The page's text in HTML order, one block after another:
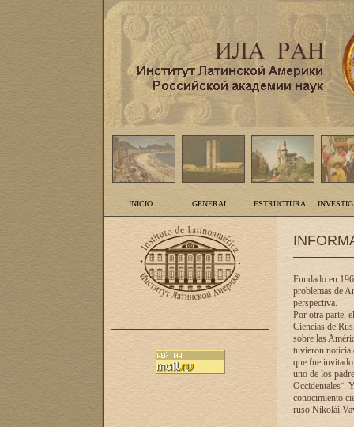
INICIO GENERAL ESTRUCTURA
Fundado en
problemas de
perspectiva.
Por otra parte,
Ciencias de
sobre las
tuvieron noticia
que fue
uno de los
Occidentales¨.
conocimiento
ruso Nikolái